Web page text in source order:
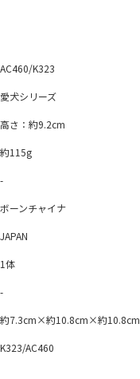
AC460/K323
愛犬シリーズ
高さ：約9.2cm
約115g
-
ボーンチャイナ
JAPAN
1体
-
約7.3cm×約10.8cm×約10.8cm
K323/AC460